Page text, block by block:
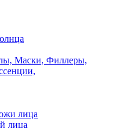
Маски, Филлеры,
лица
лица